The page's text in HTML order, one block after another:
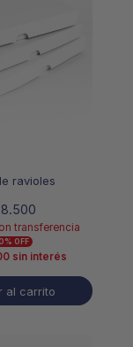
ravioles
transferencia
OFF
sin interés
al carrito